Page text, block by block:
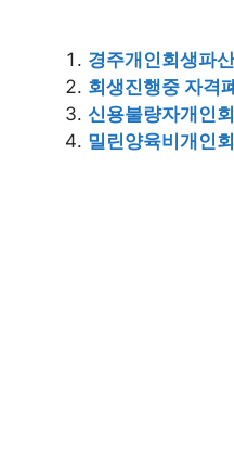
경주개인회생파
회생진행중 자격
신용불량자개인
밀린양육비개인